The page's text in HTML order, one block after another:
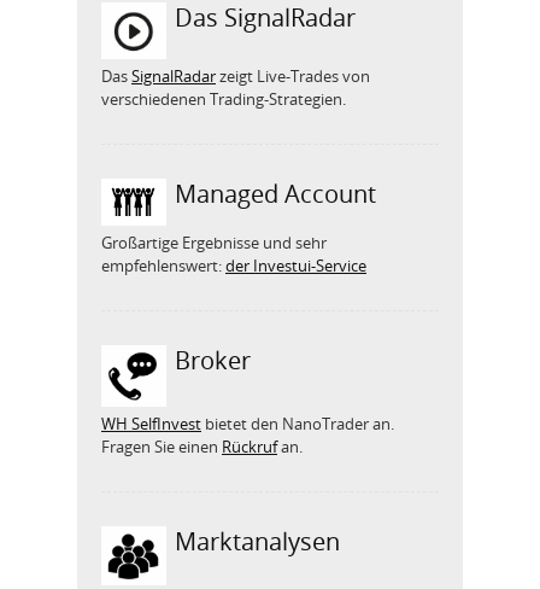
Das SignalRadar
DasSignalRadarzeigt Live-Trades von
verschiedenen Trading-Strategien.
Managed Account
Großartige Ergebnisse und sehr
empfehlenswert:der Investui-Service
Broker
WH SelfInvest bietet den NanoTrader an.
Fragen Sie einen Rückrufan.
Marktanalysen